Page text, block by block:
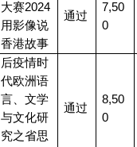
大赛2024
用影像说
香港故事
通过
7,50
0
后疫情时
代欧洲语
言、文学
与文化研
究之省思
通过
8,50
0